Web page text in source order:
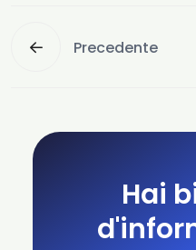
Precedente
Hai